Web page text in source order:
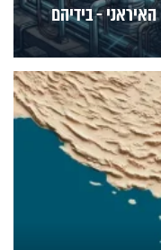
- בידיהם